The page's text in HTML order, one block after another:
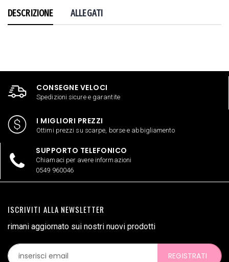
DESCRIZIONE ALLEGATI
CONSEGNE VELOCI
Spedizioni sicure e garantite
I MIGLIORI PREZZI
Ottimi prezzi su scarpe, borse e abbigliamento
SUPPORTO TELEFONICO
Chiamaci per avere informazioni
0549 960046
ISCRIVITI ALLA NEWSLETTER
rimani aggiornato sui nostri nuovi prodotti
REGISTRATI